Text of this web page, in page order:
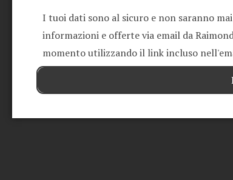
I tuoi dati sono al sicuro e non saranno
informazioni e offerte via email da
momento utilizzando il link incluso